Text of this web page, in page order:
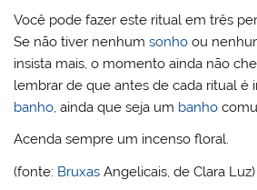
Você pode fazer este ritual em três
Se não tiver nenhumsonho ou
insista mais, o momento ainda não
lembrar de que antes de cada ritual é
banho, ainda que seja um banho
Acenda sempre um incenso floral.
(fonte: Bruxas Angelicais, de Clara Luz)